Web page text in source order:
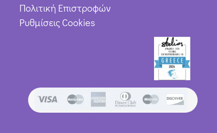
Πολιτική Επιστροφών
Ρυθμίσεις Cookies